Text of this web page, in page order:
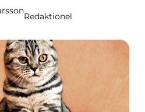
Redaktionel